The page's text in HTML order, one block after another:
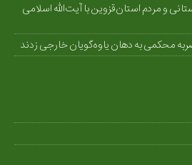
و مردم‌ استان‌قزوین با آیت‌الله‌ اسلامی
محکمی به دهان یاوه‌گویان خارجی زدند